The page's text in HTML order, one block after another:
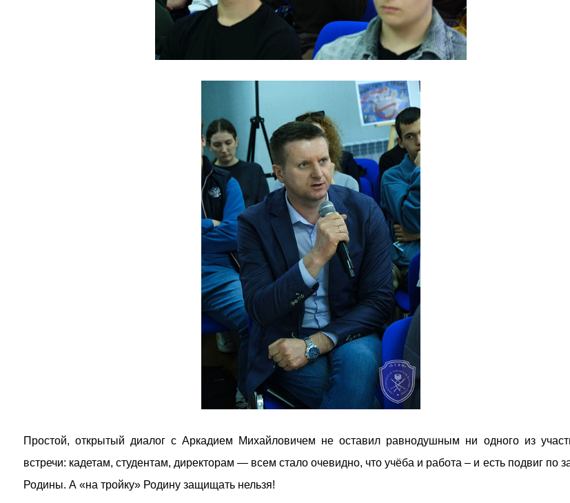
Простой, открытый диалог с Аркадием Михайловичем не оставил равнодушным ни одного из
встречи: кадетам, студентам, директорам — всем стало очевидно, что учёба и работа – и есть подвиг по
Родины. А «на тройку» Родину защищать нельзя!